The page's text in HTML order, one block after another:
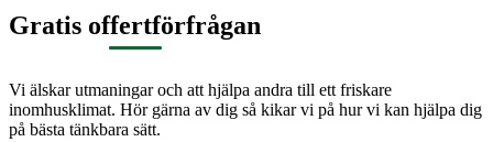
Gratis offertförfrågan
Vi älskar utmaningar och att hjälpa andra till ett friskare
inomhusklimat. Hör gärna av dig så kikar vi på hur vi kan hjälpa dig
på bästa tänkbara sätt.